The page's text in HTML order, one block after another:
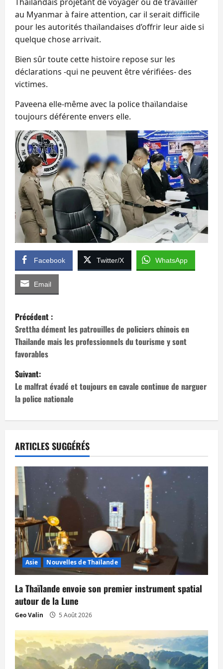
au Myanmar à faire attention, car il serait difficile
pour les autorités thaïlandaises d’offrir leur aide si
quelque chose arrivait.
Bien sûr toute cette histoire repose sur les
déclarations -qui ne peuvent être vérifiées- des
victimes.
Paveena elle-même avec la police thaïlandaise
toujours déférente envers elle.
Facebook Twitter/X WhatsApp
Email
N
a
v
i
g
a
t
i
o
n
d
’
a
r
t
i
c
Précédent :
Srettha dément les patrouilles de policiers chinois en
Thailande mais les professionnels du tourisme y sont
favorables
Suivant:
Le malfrat évadé et toujours en cavale continue de narguer
la police nationale
ARTICLES SUGGÉRÉS
Asie Nouvelles de Thaïlande
La Thaïlande envoie son premier instrument spatial
autour de la Lune
Geo Valin 5 Août 2026